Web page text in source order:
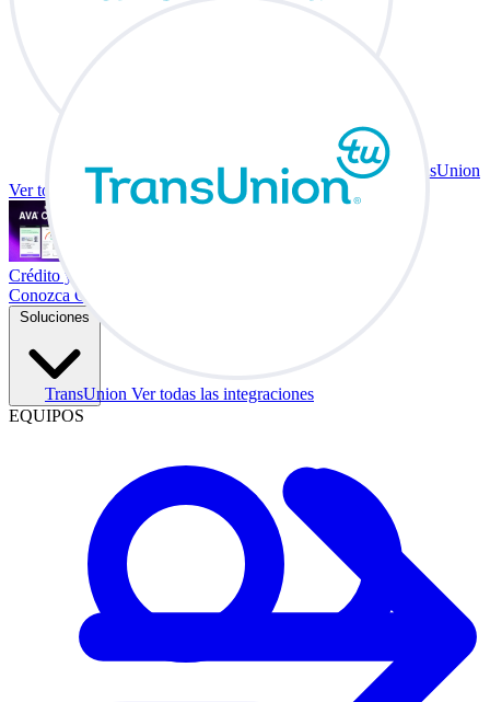
TransUnion Ver todas las integraciones
TransUnion
Ver todas las integraciones
Crédito y vehículo a cambio en su escritorio.
Conozca Co-Driver
Soluciones
EQUIPOS